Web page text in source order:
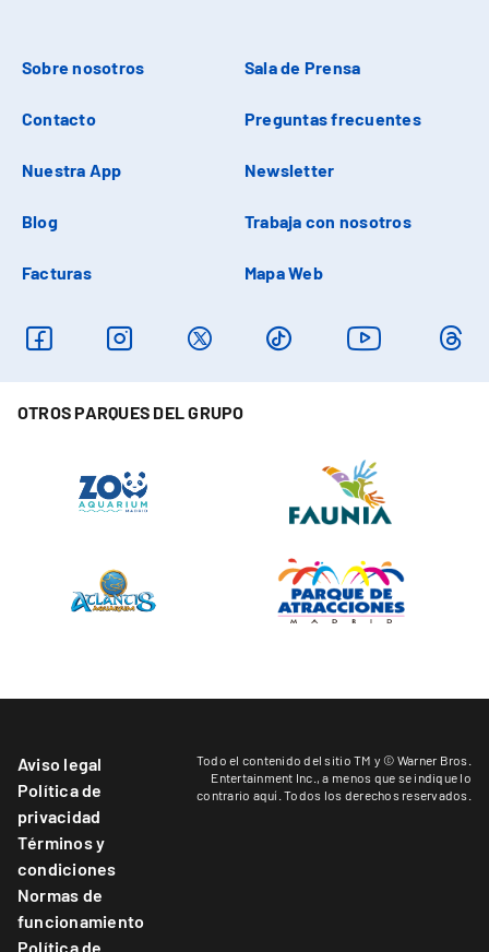
Sobre nosotros Sala de Prensa
Contacto Preguntas frecuentes
Nuestra App Newsletter
Blog Trabaja con nosotros
Facturas Mapa Web
OTROS PARQUES DEL GRUPO
Aviso legal
Política de
privacidad
Términos y
condiciones
Normas de
funcionamiento
Política de
Todo el contenido del sitio TM y © Warner Bros.
Entertainment Inc.,a menos que se indique lo
contrario aquí . Todos los derechos reservados.